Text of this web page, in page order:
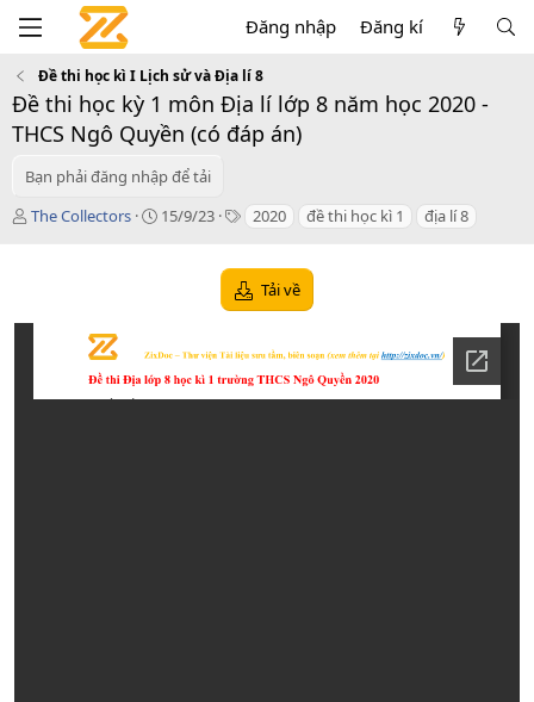
Đăng nhập Đăng kí
Đề thi học kì I Lịch sử và Địa lí 8
Đề thi học kỳ 1 môn Địa lí lớp 8 năm học 2020 -
THCS Ngô Quyền (có đáp án)
Bạn phải đăng nhập để tải
T
ả
The Collectors
C
n
d
15/9/23
T
s
2020 đề thi học kì 1 địa lí 8
Tải về